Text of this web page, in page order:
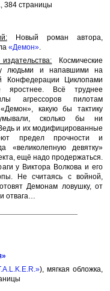
384 страницы
Новый роман автора,
«Демон».
Космические
людьми и напавшими на
Конфедерации Циклопами
яростнее. Всё труднее
агрессоров пилотам
какую бы тактику
сколько бы ни
и их модифицированные
предел прочности и
«великолепную девятку»
ещё надо продержаться.
у Виктора Волкова и его
Не считаясь с войной,
Демонам ловушку, от
отвага…
), мягкая обложка,